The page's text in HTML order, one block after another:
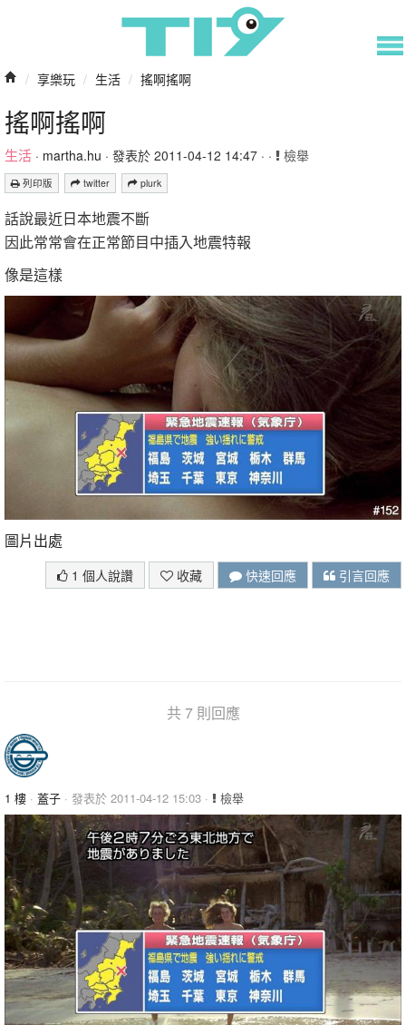
/ 享樂玩 / 生活 / 搖啊搖啊
搖啊搖啊
生活 · martha.hu · 發表於 2011-04-12 14:47 · · 檢舉
列印版 twitter plurk
話說最近日本地震不斷
因此常常會在正常節目中插入地震特報
像是這樣
圖片出處
1 個人說讚 收藏 快速回應 引言回應
共 7 則回應
1 樓 · 蓋子 · 發表於 2011-04-12 15:03 · 檢舉